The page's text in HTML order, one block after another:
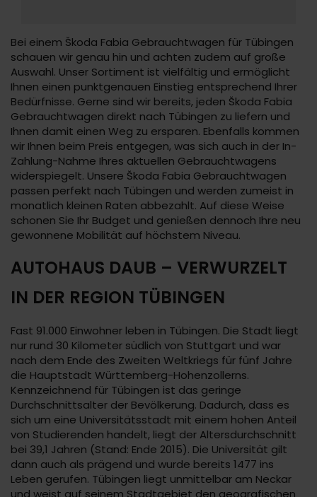
Bei einem Škoda Fabia Gebrauchtwagen für Tübingen
schauen wir genau hin und achten zudem auf große
Auswahl. Unser Sortiment ist vielfältig und ermöglicht
Ihnen einen punktgenauen Einstieg entsprechend Ihrer
Bedürfnisse. Gerne sind wir bereits, jeden Škoda Fabia
Gebrauchtwagen direkt nach Tübingen zu liefern und
Ihnen damit einen Weg zu ersparen. Ebenfalls kommen
wir Ihnen beim Preis entgegen, was sich auch in der In-
Zahlung-Nahme Ihres aktuellen Gebrauchtwagens
widerspiegelt. Unsere Škoda Fabia Gebrauchtwagen
passen perfekt nach Tübingen und werden zumeist in
monatlich kleinen Raten abbezahlt. Auf diese Weise
schonen Sie Ihr Budget und genießen dennoch Ihre neu
gewonnene Mobilität auf höchstem Niveau.
AUTOHAUS DAUB – VERWURZELT
IN DER REGION TÜBINGEN
Fast 91.000 Einwohner leben in Tübingen. Die Stadt liegt
nur rund 30 Kilometer südlich von Stuttgart und war
nach dem Ende des Zweiten Weltkriegs für fünf Jahre
die Hauptstadt Württemberg-Hohenzollerns.
Kennzeichnend für Tübingen ist das geringe
Durchschnittsalter der Bevölkerung. Dadurch, dass es
sich um eine Universitätsstadt mit einem hohen Anteil
von Studierenden handelt, liegt der Altersdurchschnitt
bei 39,1 Jahren (Stand: Ende 2015). Die Universität gilt
dann auch als prägend und wurde bereits 1477 ins
Leben gerufen. Tübingen liegt unmittelbar am Neckar
und weist auf seinem Stadtgebiet den geografischen